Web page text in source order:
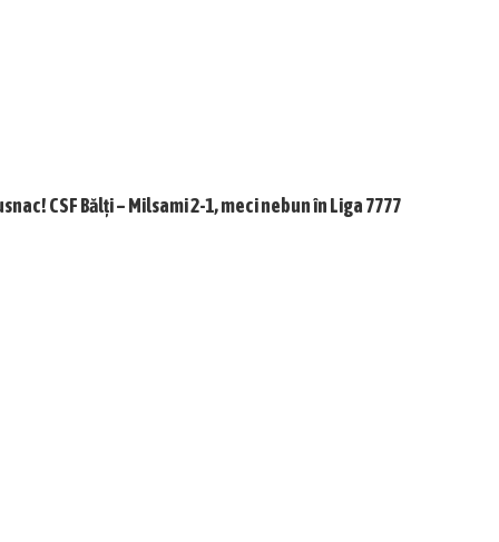
CSF Bălți – Milsami 2-1, meci nebun în Liga 7777